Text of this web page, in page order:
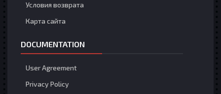
Условия возврата
Карта сайта
DOCUMENTATION
User Agreement
Privacy Policy